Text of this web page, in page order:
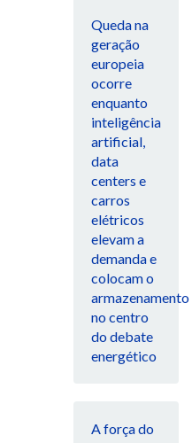
Queda na
geração
europeia
ocorre
enquanto
inteligência
artificial,
data
centers e
carros
elétricos
elevam a
demanda e
colocam o
armazenamento
no centro
do debate
energético
A força do